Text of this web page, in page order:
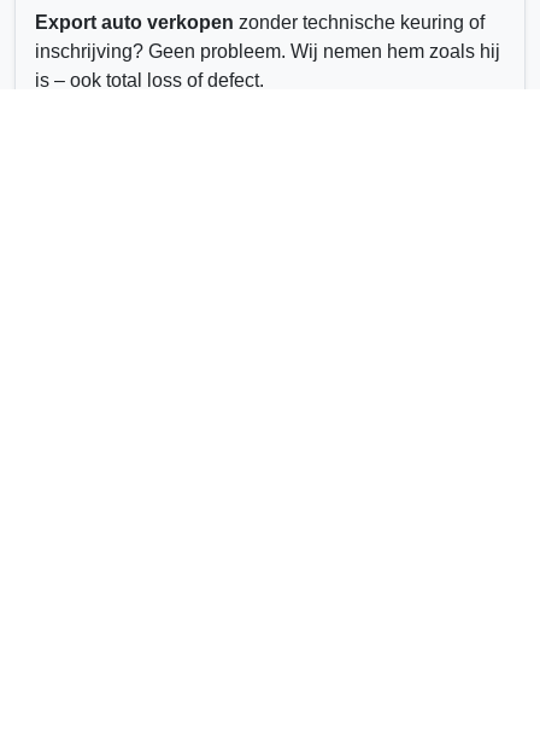
Export auto verkopen zonder technische keuring of
inschrijving? Geen probleem. Wij nemen hem zoals hij
is – ook total loss of defect.